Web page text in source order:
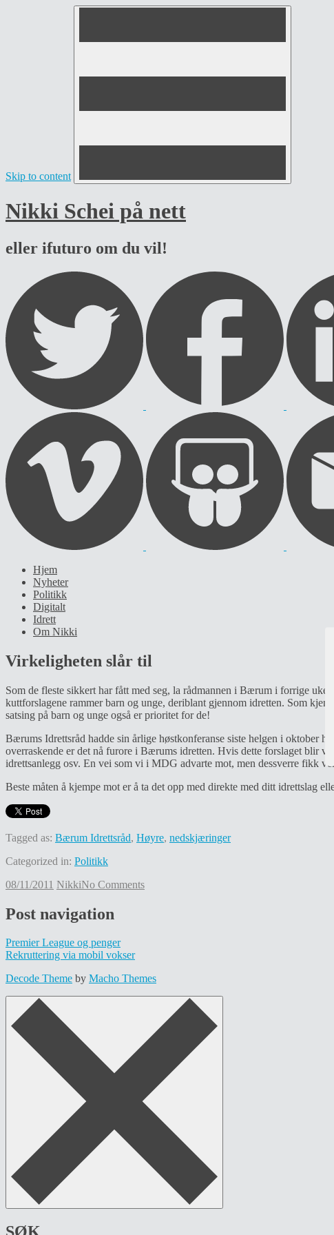
Skip to content
Nikki Schei på nett
eller ifuturo om du vil!
Hjem
Nyheter
Politikk
Digitalt
Idrett
Om Nikki
Virkeligheten slår til
Som de fleste sikkert har fått med seg, la rådmannen i Bærum i forrige uke
kuttforslagene rammer barn og unge, deriblant gjennom idretten. Som
satsing på barn og unge også er prioritet for de!
Bærums Idrettsråd hadde sin årlige høstkonferanse siste helgen i oktober
overraskende er det nå furore i Bærums idretten. Hvis dette forslaget blir
idrettsanlegg osv. En vei som vi i MDG advarte mot, men dessverre fikk
Beste måten å kjempe mot er å ta det opp med direkte med ditt idrettslag
Tagged as: Bærum Idrettsråd, Høyre, nedskjæringer
Categorized in: Politikk
08/11/2011 NikkiNo Comments
Post navigation
Premier League og penger
Rekruttering via mobil vokser
Decode Theme by Macho Themes